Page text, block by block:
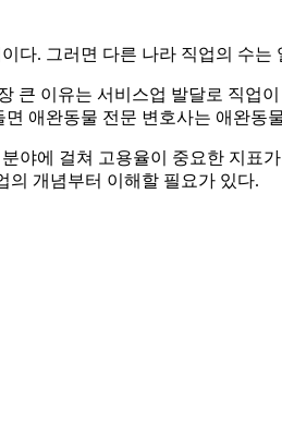
다. 그러면 다른 나라 직업의 수는
큰 이유는 서비스업 발달로 직업
애완동물 전문 변호사는 애완
야에 걸쳐 고용율이 중요한 지표
의 개념부터 이해할 필요가 있다.